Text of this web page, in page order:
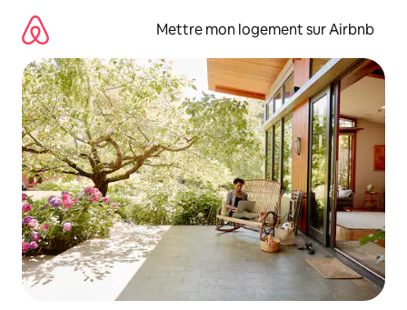
directement
contenu
Mettre mon logement sur Airbnb